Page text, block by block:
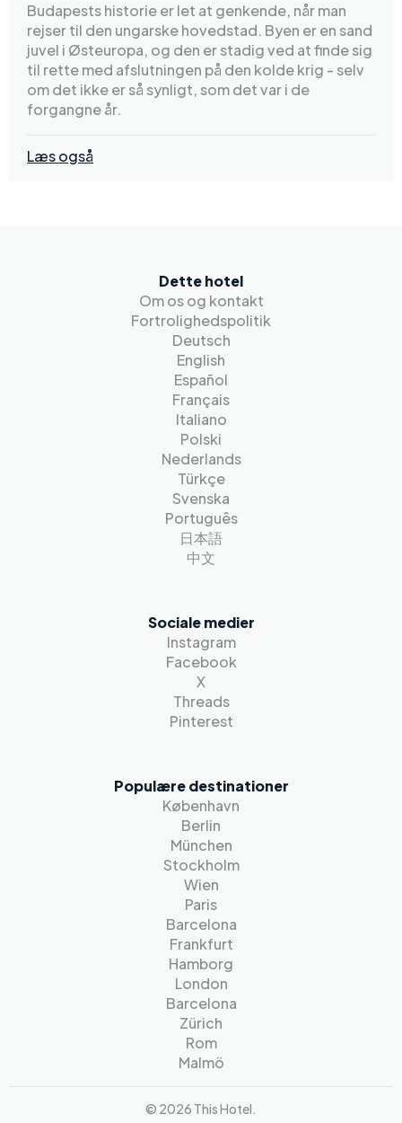
Budapests historie er let at genkende, når man
rejser til den ungarske hovedstad. Byen er en sand
juvel i Østeuropa, og den er stadig ved at finde sig
til rette med afslutningen på den kolde krig - selv
om det ikke er så synligt, som det var i de
forgangne år.
Læs også
Dette hotel
Om os og kontakt
Fortrolighedspolitik
Deutsch
English
Español
Français
Italiano
Polski
Nederlands
Türkçe
Svenska
Português
日本語
中文
Sociale medier
Instagram
Facebook
X
Threads
Pinterest
Populære destinationer
København
Berlin
München
Stockholm
Wien
Paris
Barcelona
Frankfurt
Hamborg
London
Barcelona
Zürich
Rom
Malmö
© 2026 This Hotel.